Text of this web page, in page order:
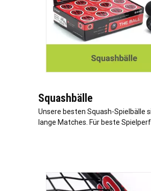
Squashbälle
Unsere besten Squash-Spielbälle
lange Matches. Für beste